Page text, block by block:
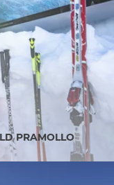
PRAMOLLO